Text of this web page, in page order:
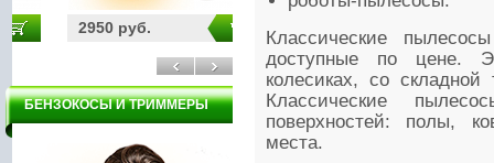
Классические
доступные по цене.
колесиках, со
Классические
поверхностей: полы,
места.
2950 руб. 1750 руб.
БЕНЗОКОСЫ И ТРИММЕРЫ